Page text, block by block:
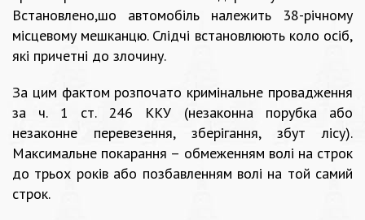
Встановлено,шо автомобіль належить 38-річному
місцевому мешканцю. Слідчі встановлюють коло осіб,
які причетні до злочину.
За цим фактом розпочато кримінальне провадження
за ч. 1 ст. 246 ККУ (незаконна порубка або
незаконне перевезення, зберігання, збут лісу).
Максимальне покарання – обмеженням волі на строк
до трьох років або позбавленням волі на той самий
строк.